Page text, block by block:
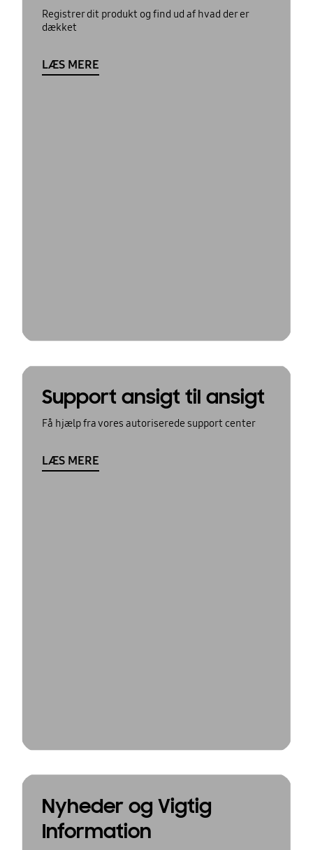
Registrer dit produkt og find ud af hvad der er
dækket
LÆS MERE
Support ansigt til ansigt
Få hjælp fra vores autoriserede support center
LÆS MERE
Nyheder og Vigtig
Information